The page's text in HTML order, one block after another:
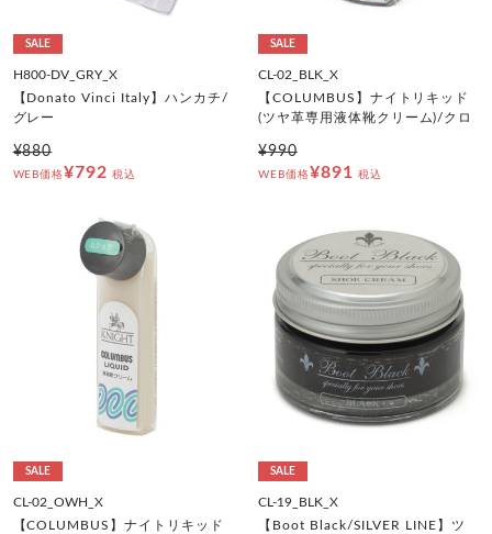
SALE
H800-DV_GRY_X
【Donato Vinci Italy】ハンカチ/
グレー
¥880
WEB価格¥792 税込
SALE
CL-02_BLK_X
【COLUMBUS】ナイトリキッド
(ツヤ革専用液体靴クリーム)/クロ
¥990
WEB価格¥891 税込
SALE
CL-02_OWH_X
【COLUMBUS】ナイトリキッド
SALE
CL-19_BLK_X
【Boot Black/SILVER LINE】ツ